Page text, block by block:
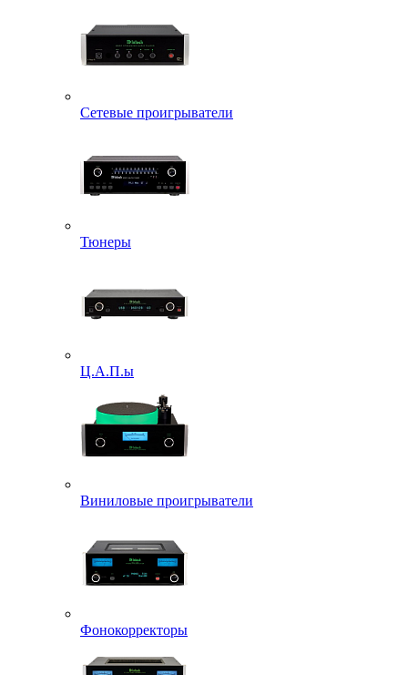
Сетевые проигрыватели
Тюнеры
Ц.А.П.ы
Виниловые проигрыватели
Фонокорректоры